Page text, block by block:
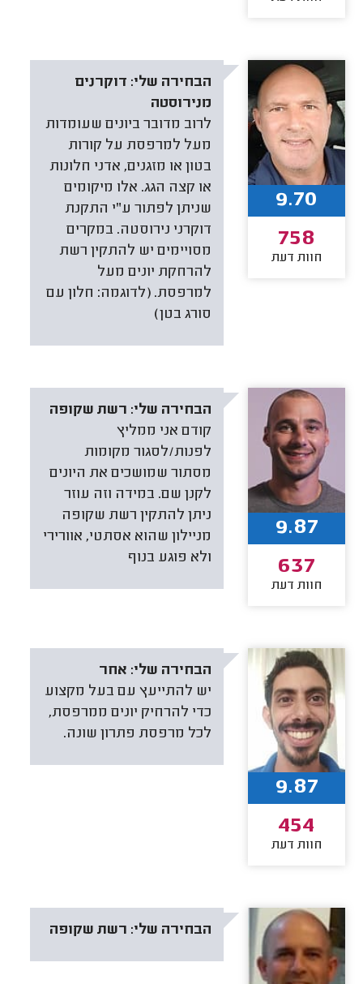
הבחירה שלי: דוקרנים
מנירוסטה
לרוב מדובר ביונים שעומדות
מעל למרפסת על קורות
בטון או מזגנים, אדני חלונות
או קצה הגג. אלו מיקומים
שניתן לפתור ע"י התקנת
דוקרני נירוסטה. במקרים
מסויימים יש להתקין רשת
להרחקת יונים מעל
למרפסת. (לדוגמה: חלון עם
סורג בטן)
9.70
758
חוות דעת
הבחירה שלי: רשת שקופה
קודם אני ממליץ
לפנות/לסגור מקומות
מסתור שמושכים את היונים
לקנן שם. במידה וזה עוזר
ניתן להתקין רשת שקופה
מניילון שהוא אסתטי, אוורירי
ולא פוגע בנוף
9.87
637
חוות דעת
הבחירה שלי: אחר
יש להתייעץ עם בעל מקצוע
כדי להרחיק יונים ממרפסת,
לכל מרפסת פתרון שונה.
9.87
454
חוות דעת
הבחירה שלי: רשת שקופה